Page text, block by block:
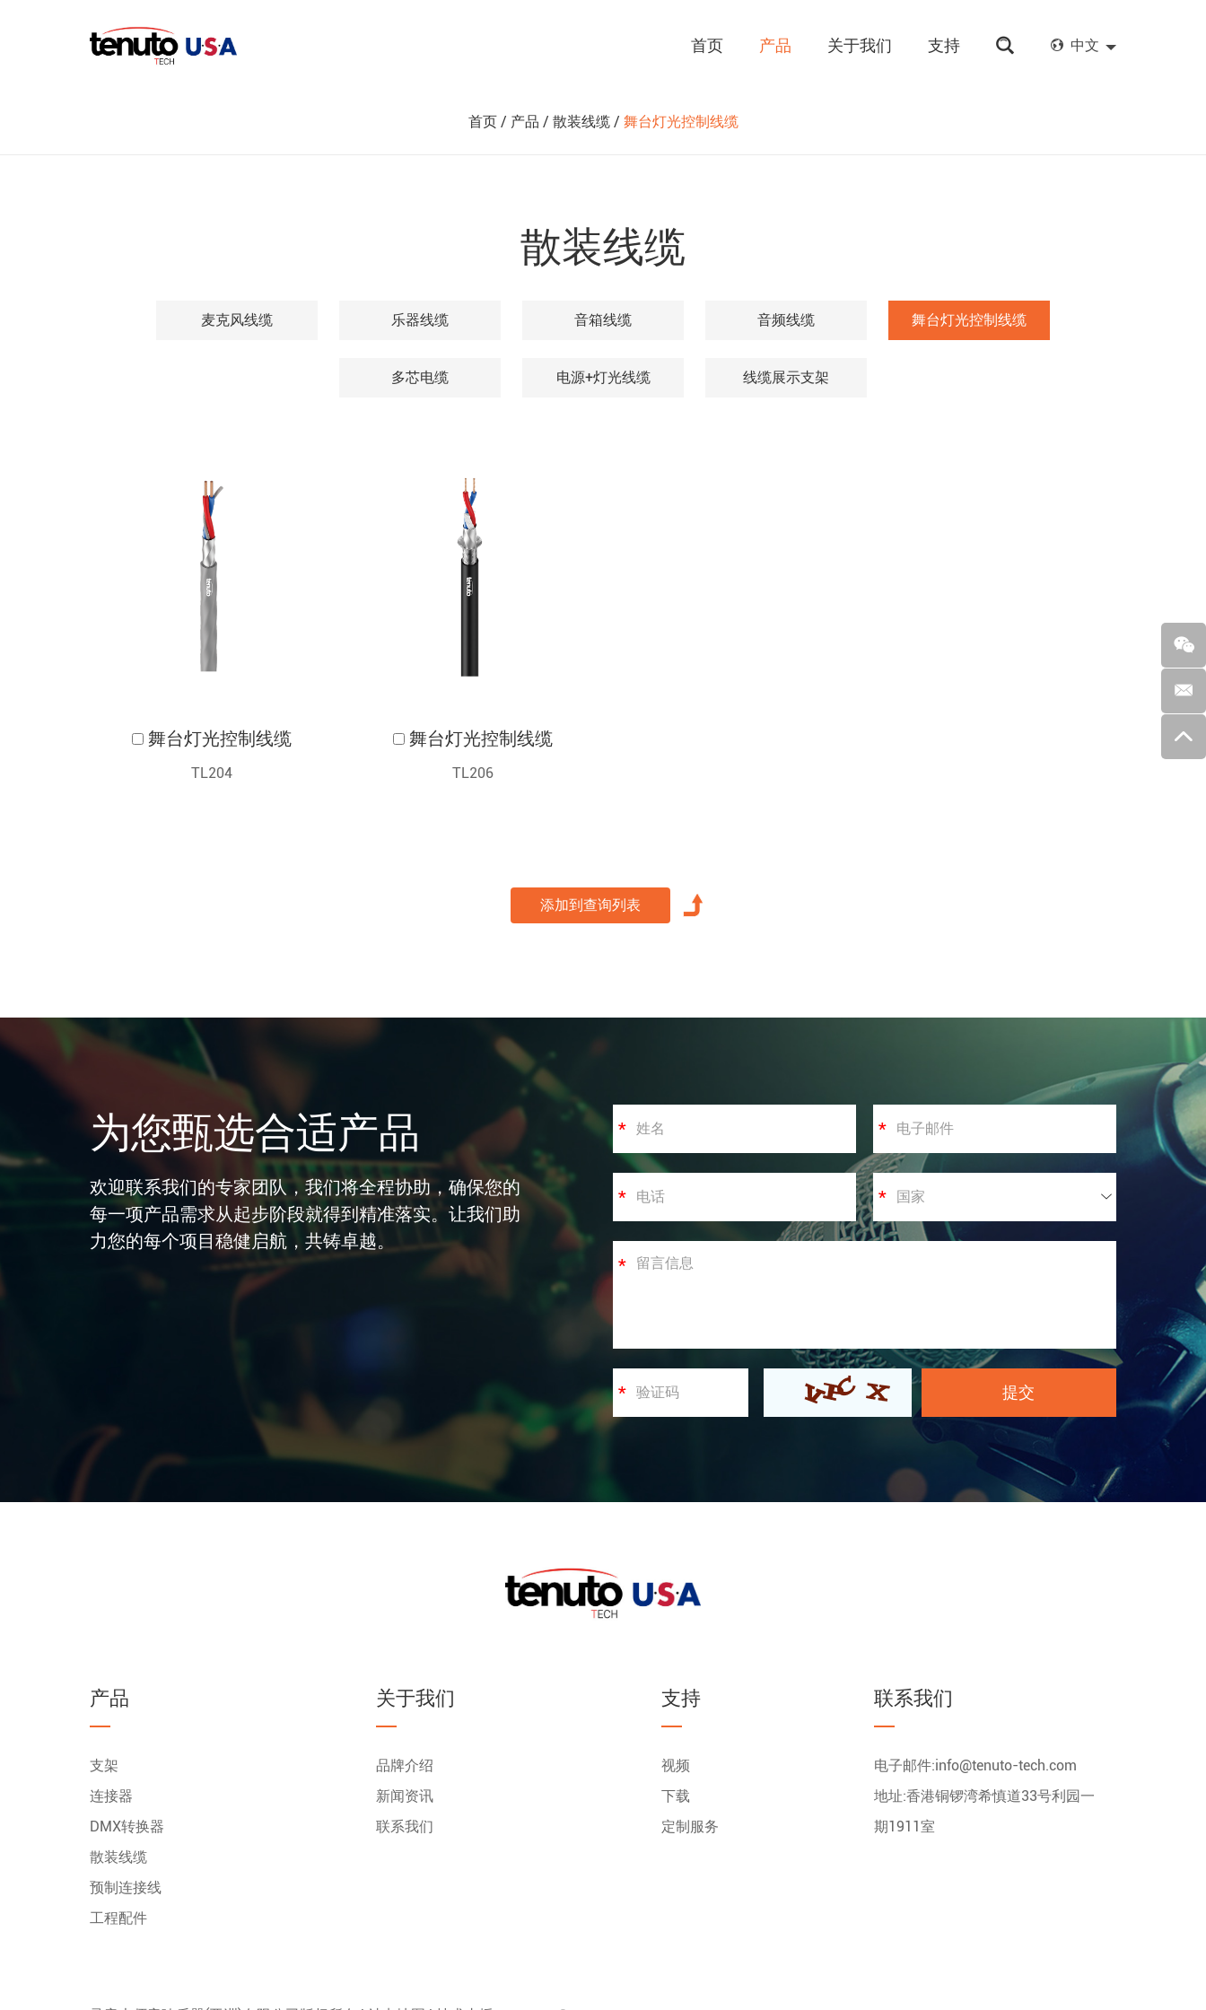
首页 产品 关于我们 支持 中文
首页 / 产品 / 散装线缆/ 舞台灯光控制线缆
散装线缆
麦克风线缆 乐器线缆 音箱线缆 音频线缆 舞台灯光控制线缆
多芯电缆 电源+灯光线缆 线缆展示支架
舞台灯光控制线缆
TL204
舞台灯光控制线缆
TL206
为您甄选合适产品
欢迎联系我们的专家团队，我们将全程协助，确保您的
每一项产品需求从起步阶段就得到精准落实。让我们助
力您的每个项目稳健启航，共铸卓越。
产品
支架
连接器
DMX转换器
散装线缆
预制连接线
工程配件
关于我们
品牌介绍
新闻资讯
联系我们
支持
视频
下载
定制服务
联系我们
电子邮件:info@tenuto-tech.com
地址:香港铜锣湾希慎道33号利园一
期1911室